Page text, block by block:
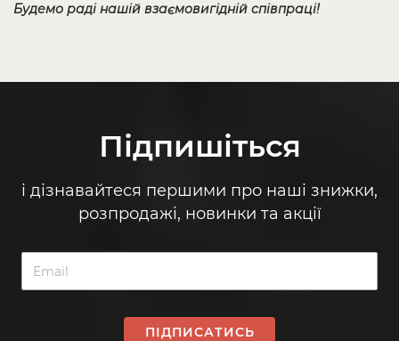
Будемо раді нашій взаємовигідній співпраці!
Підпишіться
і дізнавайтеся першими про наші знижки,
розпродажі, новинки та акції
ПІДПИСАТИСЬ